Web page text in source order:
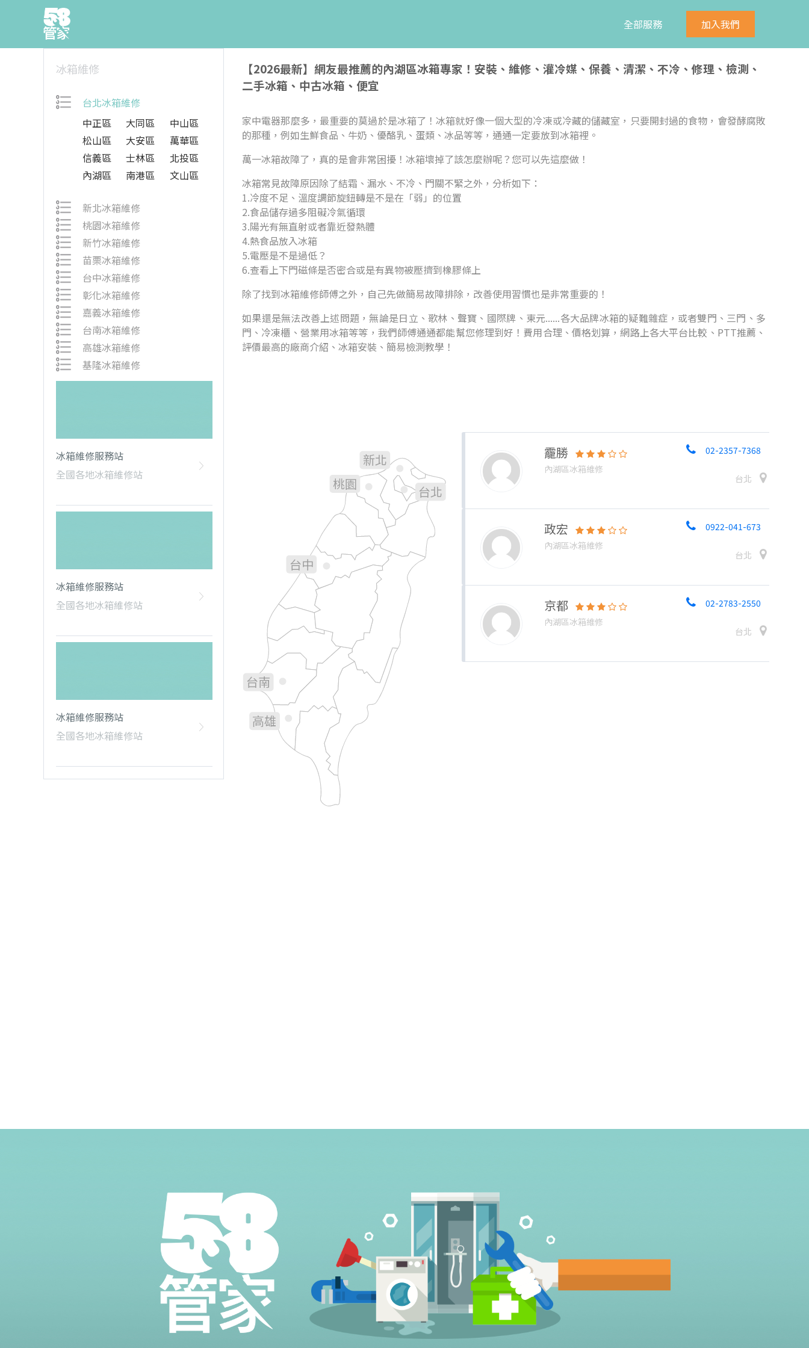
全部服務 加入我們
冰箱維修
台北冰箱維修
中正區
大同區
中山區
松山區
大安區
萬華區
信義區
士林區
北投區
內湖區
南港區 文山區
新北冰箱維修
桃園冰箱維修
新竹冰箱維修
苗栗冰箱維修
台中冰箱維修
彰化冰箱維修
嘉義冰箱維修
台南冰箱維修
高雄冰箱維修
基隆冰箱維修
冰箱維修服務站
全國各地冰箱維修站
冰箱維修服務站
全國各地冰箱維修站
冰箱維修服務站
全國各地冰箱維修站
【2026最新】網友最推薦的內湖區冰箱專家！安裝、維修、灌冷媒、保養、清潔、不冷、修理、檢測、
二手冰箱、中古冰箱、便宜
家中電器那麼多，最重要的莫過於是冰箱了！冰箱就好像一個大型的冷凍或冷藏的儲藏室，只要開封過的食物，會發酵腐敗
的那種，例如生鮮食品、牛奶、優酪乳、蛋類、冰品等等，通通一定要放到冰箱裡。
萬一冰箱故障了，真的是會非常困擾！冰箱壞掉了該怎麼辦呢？您可以先這麼做！
冰箱常見故障原因除了結霜、漏水、不冷、門關不緊之外，分析如下：
1.冷度不足、溫度調節旋鈕轉是不是在「弱」的位置
2.食品儲存過多阻礙冷氣循環
3.陽光有無直射或者靠近發熱體
4.熱食品放入冰箱
5.電壓是不是過低？
6.查看上下門磁條是否密合或是有異物被壓擠到橡膠條上
除了找到冰箱維修師傅之外，自己先做簡易故障排除，改善使用習慣也是非常重要的！
如果還是無法改善上述問題，無論是日立、歌林、聲寶、國際牌、東元......各大品牌冰箱的疑難雜症，或者雙門、三門、多
門、冷凍櫃、營業用冰箱等等，我們師傅通通都能幫您修理到好！費用合理、價格划算，網路上各大平台比較、PTT推薦、
評價最高的廠商介紹、冰箱安裝、簡易檢測教學！
台北
新北
桃園
台中
台南
高雄
苗栗
彰化
雲林
嘉義
屏東
花蓮
宜蘭
台東
靇勝
內湖區冰箱維修
02-2357-7368
台北
政宏
內湖區冰箱維修
0922-041-673
台北
京都
內湖區冰箱維修
02-2783-2550
台北